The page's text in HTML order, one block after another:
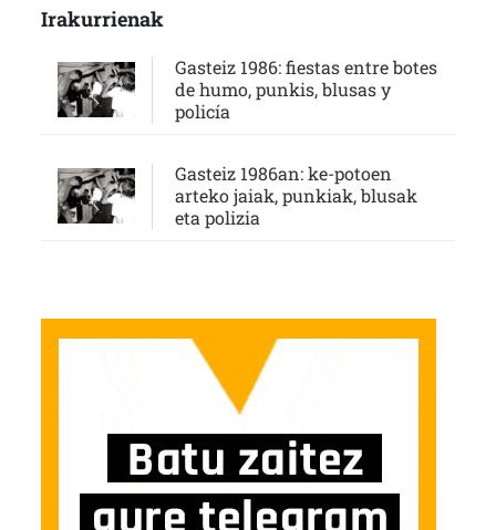
Irakurrienak
Gasteiz 1986: fiestas entre botes
de humo, punkis, blusas y
policía
Gasteiz 1986an: ke-potoen
arteko jaiak, punkiak, blusak
eta polizia